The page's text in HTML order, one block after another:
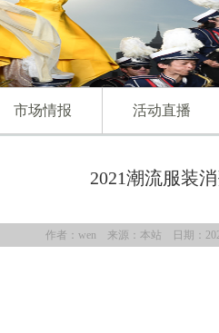
市场情报 活动直播
2021潮流服装
作者：wen 来源：本站 日期：